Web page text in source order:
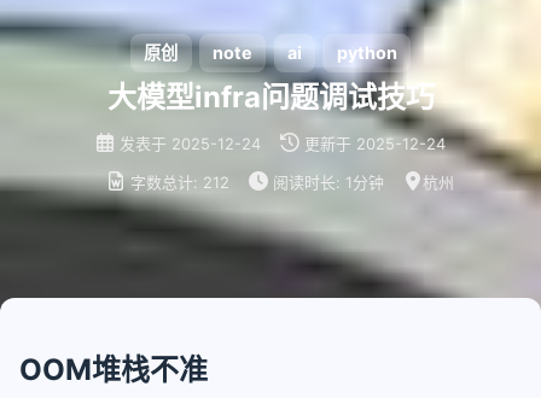
原创 note ai python
大模型infra问题调试技巧
发表于 2025-12-24 更新于 2025-12-24
字数总计: 212 阅读时长: 1分钟 杭州
OOM堆栈不准
大模型
models
mamba-radix-cache-extra-buffer
mamba-radix-cache-no-buffer
mamba-radix-cache-overview
qwen3-next结构和推理代码
nanosglang